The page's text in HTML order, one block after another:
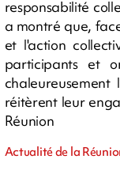
responsabilité
a montré que,
et l'action
participants et
chaleureusement
réitèrent leur
Réunion
Actualité de la